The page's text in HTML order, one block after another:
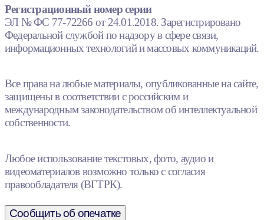
Регистрационный номер серии
ЭЛ № ФС 77-72266 от 24.01.2018. Зарегистрировано
Федеральной службой по надзору в сфере связи,
информационных технологий и массовых коммуникаций.
Все права на любые материалы, опубликованные на сайте,
защищены в соответствии с российским и
международным законодательством об интеллектуальной
собственности.
Любое использование текстовых, фото, аудио и
видеоматериалов возможно только с согласия
правообладателя (ВГТРК).
Сообщить об опечатке